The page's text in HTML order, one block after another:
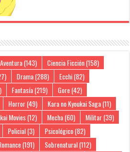
Aventura(143) Ciencia Ficción(158)
Drama(288) Ecchi(82)
Fantasía(219) Gore(42)
Horror(49) Kara no Kyoukai Saga(11)
Movies(12) Mecha(60) Militar(39)
Policial(3) Psicológico(82)
(191) Sobrenatural(112)